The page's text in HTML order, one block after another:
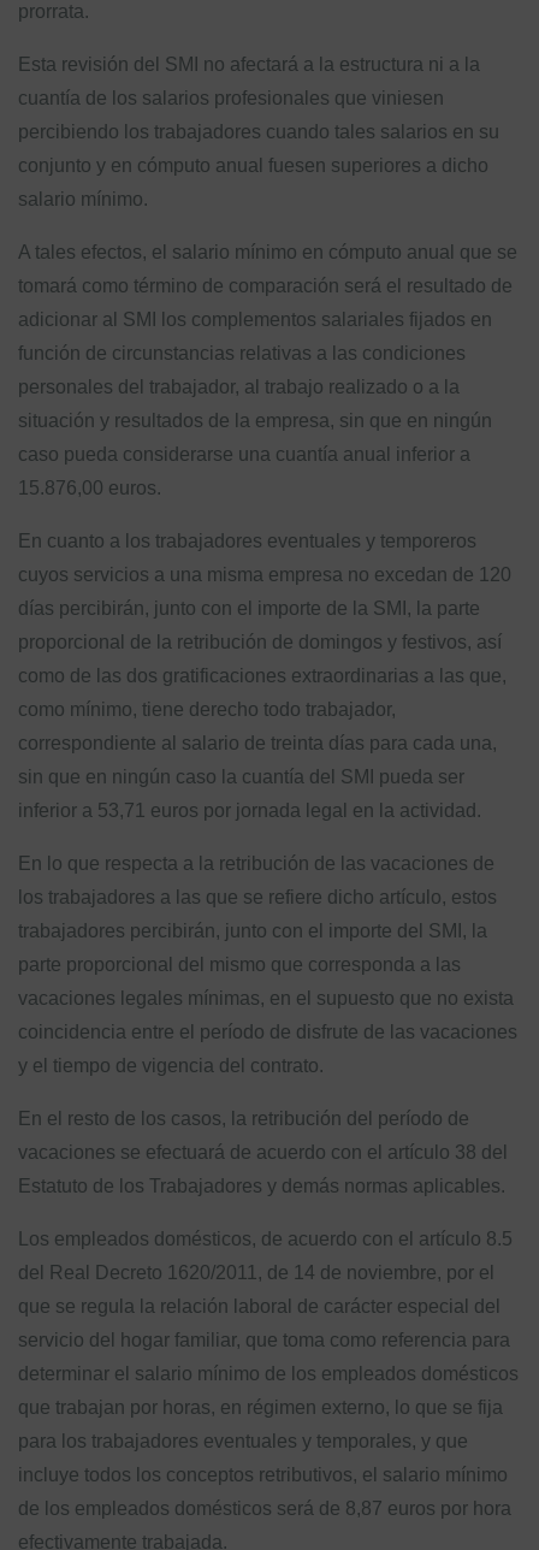
prorrata.
Esta revisión del SMI no afectará a la estructura ni a la
cuantía de los salarios profesionales que viniesen
percibiendo los trabajadores cuando tales salarios en su
conjunto y en cómputo anual fuesen superiores a dicho
salario mínimo.
A tales efectos, el salario mínimo en cómputo anual que se
tomará como término de comparación será el resultado de
adicionar al SMI los complementos salariales fijados en
función de circunstancias relativas a las condiciones
personales del trabajador, al trabajo realizado o a la
situación y resultados de la empresa, sin que en ningún
caso pueda considerarse una cuantía anual inferior a
15.876,00 euros.
En cuanto a los trabajadores eventuales y temporeros
cuyos servicios a una misma empresa no excedan de 120
días percibirán, junto con el importe de la SMI, la parte
proporcional de la retribución de domingos y festivos, así
como de las dos gratificaciones extraordinarias a las que,
como mínimo, tiene derecho todo trabajador,
correspondiente al salario de treinta días para cada una,
sin que en ningún caso la cuantía del SMI pueda ser
inferior a 53,71 euros por jornada legal en la actividad.
En lo que respecta a la retribución de las vacaciones de
los trabajadores a las que se refiere dicho artículo, estos
trabajadores percibirán, junto con el importe del SMI, la
parte proporcional del mismo que corresponda a las
vacaciones legales mínimas, en el supuesto que no exista
coincidencia entre el período de disfrute de las vacaciones
y el tiempo de vigencia del contrato.
En el resto de los casos, la retribución del período de
vacaciones se efectuará de acuerdo con el artículo 38 del
Estatuto de los Trabajadores y demás normas aplicables.
Los empleados domésticos, de acuerdo con el artículo 8.5
del Real Decreto 1620/2011, de 14 de noviembre, por el
que se regula la relación laboral de carácter especial del
servicio del hogar familiar, que toma como referencia para
determinar el salario mínimo de los empleados domésticos
que trabajan por horas, en régimen externo, lo que se fija
para los trabajadores eventuales y temporales, y que
incluye todos los conceptos retributivos, el salario mínimo
de los empleados domésticos será de 8,87 euros por hora
efectivamente trabajada.